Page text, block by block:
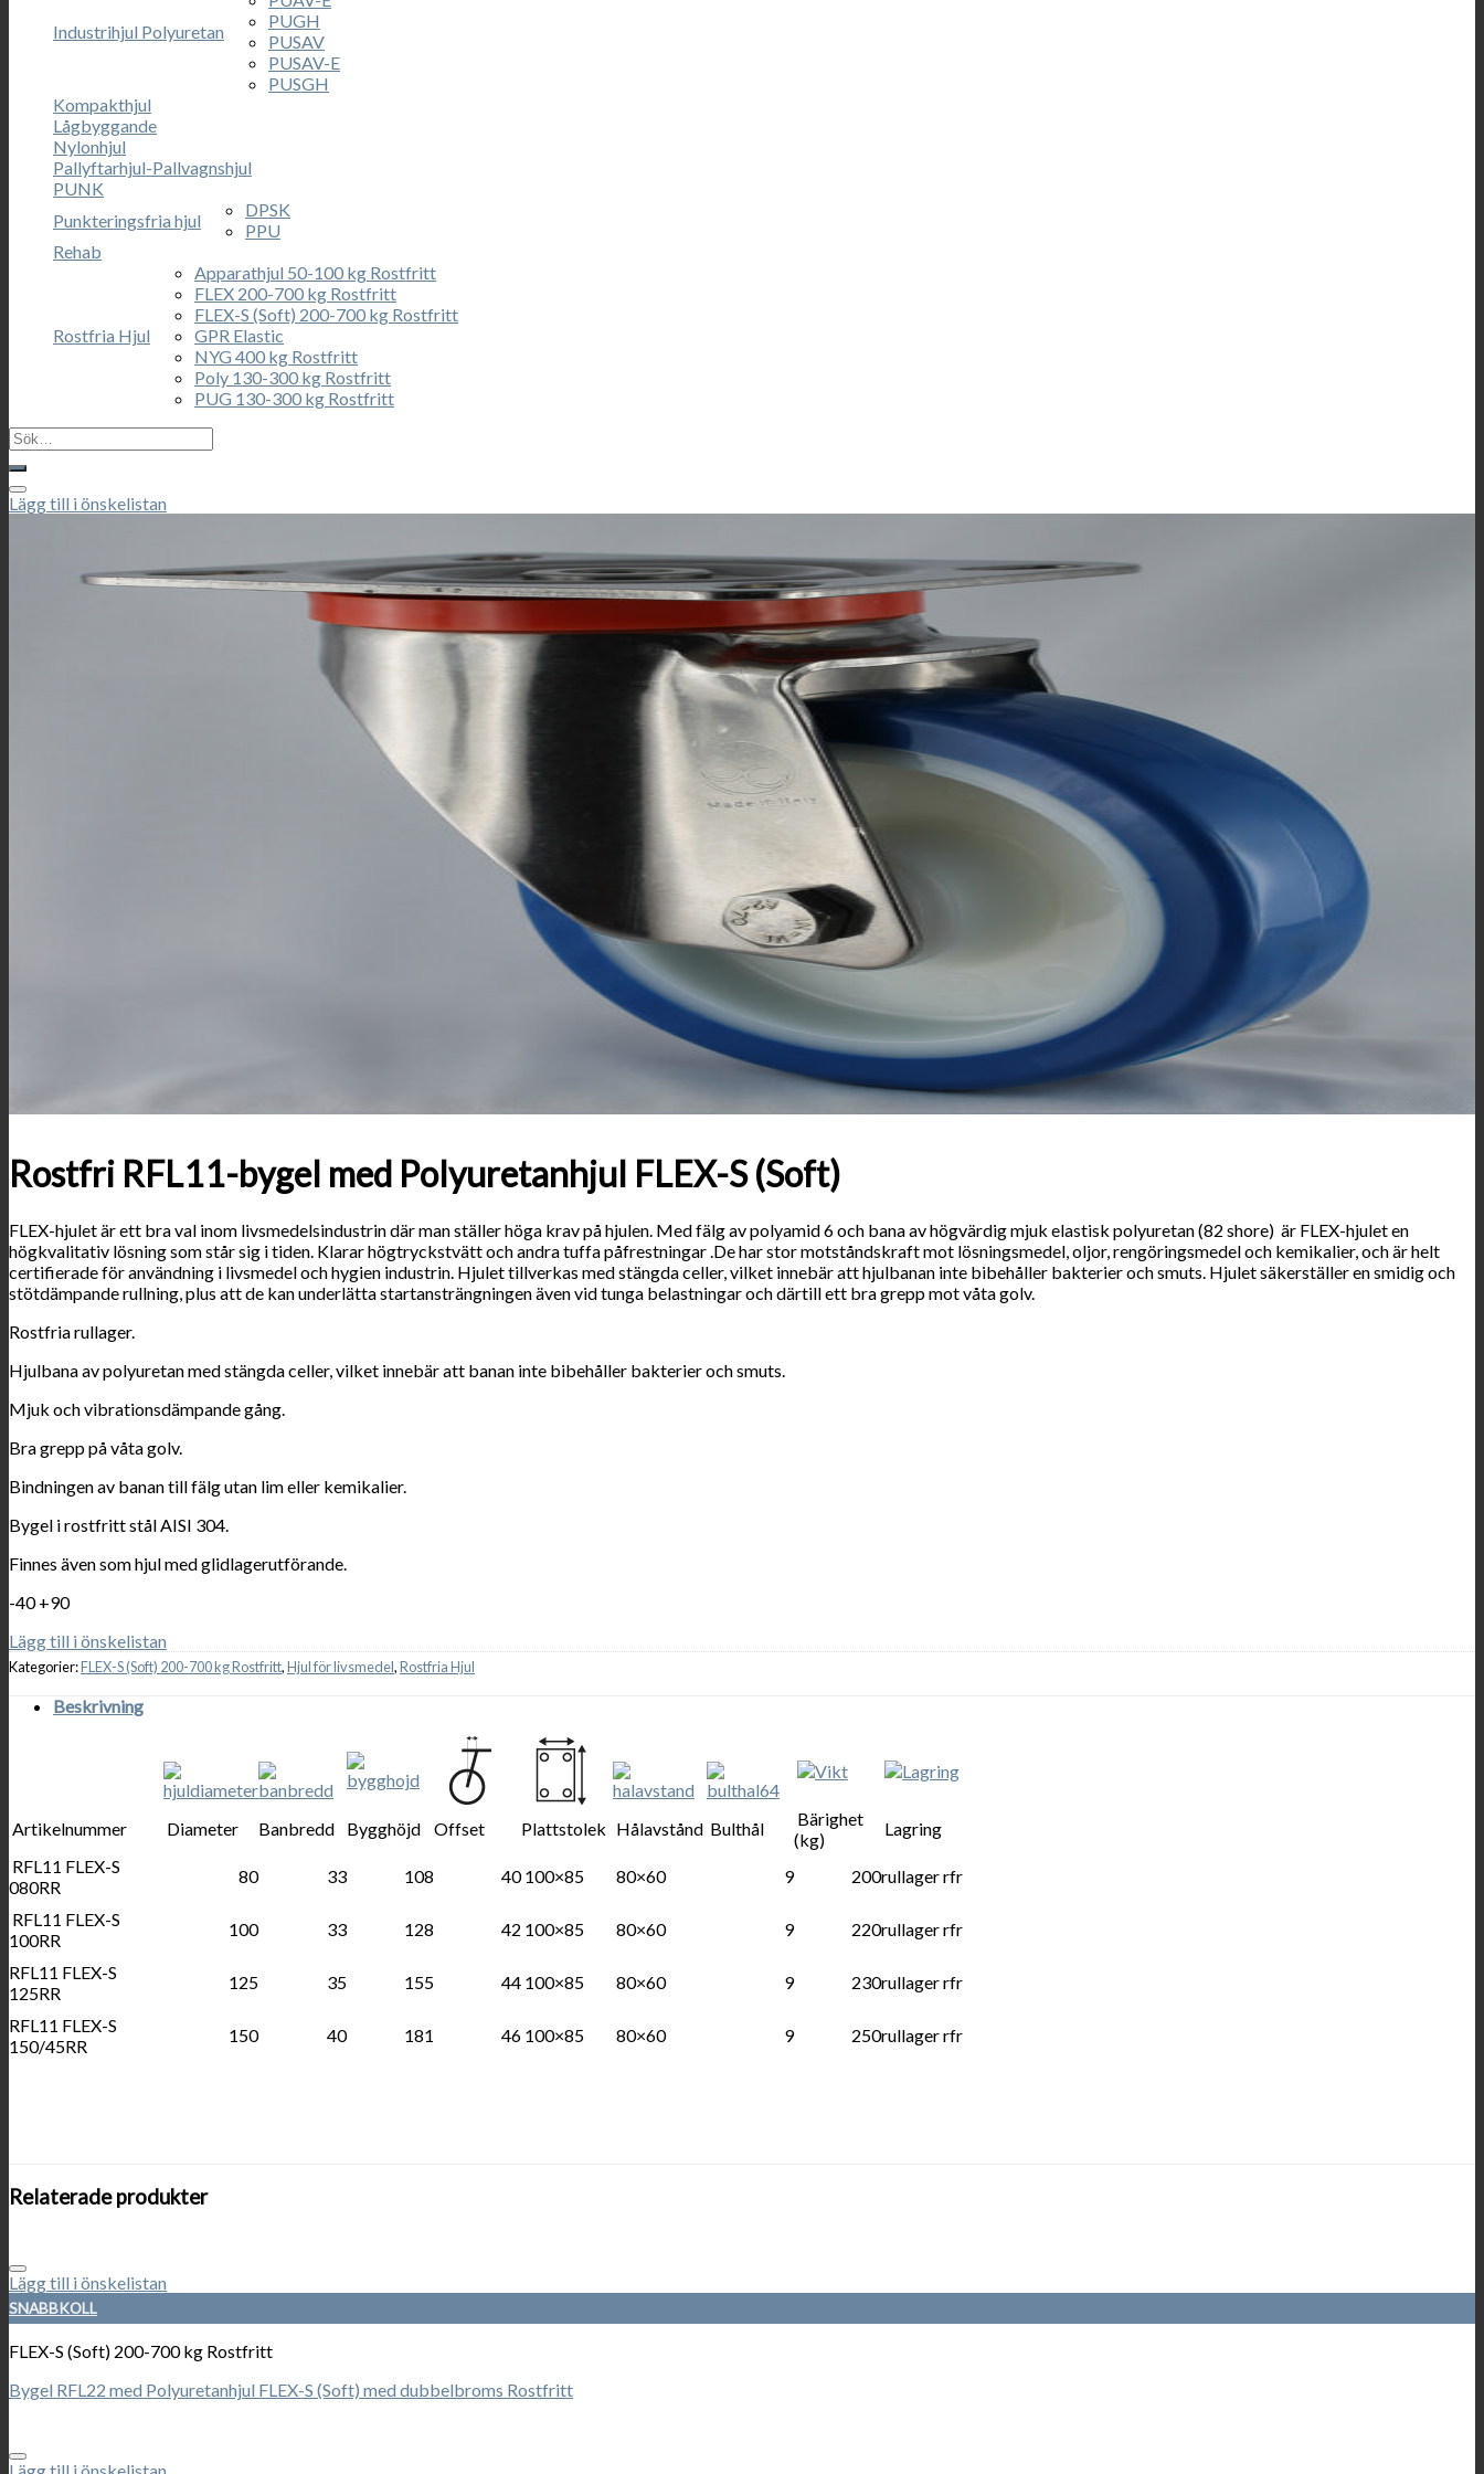
Industrihjul Polyuretan
PUGH
PUSAV
PUSAV-E
PUSGH
Kompakthjul
Lågbyggande
Nylonhjul
Pallyftarhjul-Pallvagnshjul
PUNK
Punkteringsfria hjul
DPSK
PPU
Rehab
Rostfria Hjul
Apparathjul 50-100 kg Rostfritt
FLEX 200-700 kg Rostfritt
FLEX-S (Soft) 200-700 kg Rostfritt
GPR Elastic
NYG 400 kg Rostfritt
Poly 130-300 kg Rostfritt
PUG 130-300 kg Rostfritt
Sök
efter:
Lägg till i önskelistan
Rostfri RFL11-bygel med Polyuretanhjul FLEX-S (Soft)
FLEX-hjulet är ett bra val inom livsmedelsindustrin där man ställer höga krav på hjulen. Med fälg av polyamid 6 och bana av högvärdig mjuk elastisk polyuretan (82 shore) är FLEX-hjulet en
högkvalitativ lösning som står sig i tiden. Klarar högtryckstvätt och andra tuffa påfrestningar .De har stor motståndskraft mot lösningsmedel, oljor, rengöringsmedel och kemikalier, och är helt
certifierade för användning i livsmedel och hygien industrin. Hjulet tillverkas med stängda celler, vilket innebär att hjulbanan inte bibehåller bakterier och smuts. Hjulet säkerställer en smidig och
stötdämpande rullning, plus att de kan underlätta startansträngningen även vid tunga belastningar och därtill ett bra grepp mot våta golv.
Rostfria rullager.
Hjulbana av polyuretan med stängda celler, vilket innebär att banan inte bibehåller bakterier och smuts.
Mjuk och vibrationsdämpande gång.
Bra grepp på våta golv.
Bindningen av banan till fälg utan lim eller kemikalier.
Bygel i rostfritt stål AISI 304.
Finnes även som hjul med glidlagerutförande.
-40 +90
Lägg till i önskelistan
Kategorier:FLEX-S (Soft) 200-700 kg Rostfritt,Hjul för livsmedel,Rostfria Hjul
Beskrivning
Artikelnummer Diameter Banbredd Bygghöjd Offset Plattstolek Hålavstånd Bulthål
Bärighet
(kg)
Lagring
RFL11 FLEX-S
080RR
80 33 108 40100×85 80×60 9 200rullager rfr
RFL11 FLEX-S
100RR
100 33 128 42 100×85 80×60 9 220rullager rfr
RFL11 FLEX-S
125RR
125 35 155 44 100×85 80×60 9 230rullager rfr
RFL11 FLEX-S
150/45RR
150 40 181 46 100×85 80×60 9 250rullager rfr
Relaterade produkter
Lägg till i önskelistan
SNABBKOLL
FLEX-S (Soft) 200-700 kg Rostfritt
Bygel RFL22 med Polyuretanhjul FLEX-S (Soft) med dubbelbroms Rostfritt